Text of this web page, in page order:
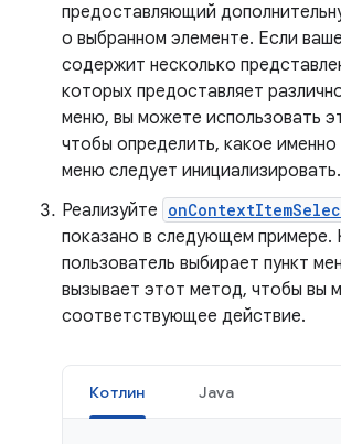
предоставляющий
о выбранном элементе. Если
содержит несколько
которых предоставляет
меню, вы можете использовать
чтобы определить, какое именно
меню следует инициализировать.
Реализуйте
показано в следующем примере.
пользователь выбирает пункт
вызывает этот метод, чтобы вы
соответствующее действие.
Котлин Java